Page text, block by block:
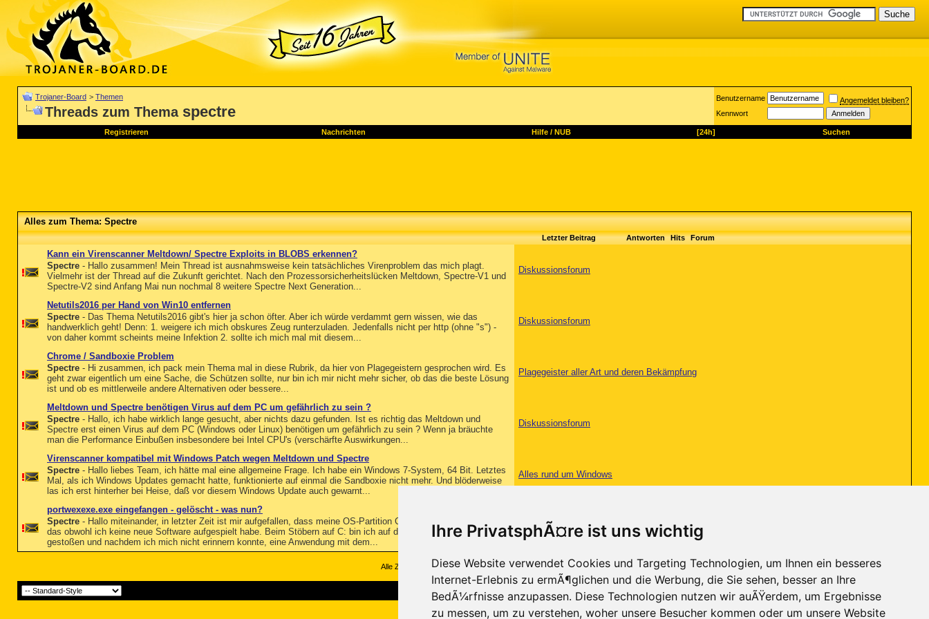
Ihre PrivatsphÃ¤re ist uns wichtig
Diese Website verwendet Cookies und Targeting Technologien, um Ihnen ein besseres
Internet-Erlebnis zu ermÃ¶glichen und die Werbung, die Sie sehen, besser an Ihre
BedÃ¼rfnisse anzupassen. Diese Technologien nutzen wir auÃŸerdem, um Ergebnisse
zu messen, um zu verstehen, woher unsere Besucher kommen oder um unsere Website
Trojaner-Board > Themen
Threads zum Thema spectre
Benutzername
Angemeldet bleiben?
Kennwort
Registrieren Nachrichten Hilfe/ NUB [24h] Suchen
Alles zum Thema: Spectre
Letzter Beitrag Antworten Hits Forum
Kann ein Virenscanner Meltdown/ Spectre Exploits in BLOBS erkennen?
Spectre - Hallo zusammen! Mein Thread ist ausnahmsweise kein tatsächliches Virenproblem das mich plagt.
Vielmehr ist der Thread auf die Zukunft gerichtet. Nach den Prozessorsicherheitslücken Meltdown, Spectre-V1 und
Spectre-V2 sind Anfang Mai nun nochmal 8 weitere Spectre Next Generation...
Diskussionsforum
Netutils2016 per Hand von Win10 entfernen
Spectre - Das Thema Netutils2016 gibt's hier ja schon öfter. Aber ich würde verdammt gern wissen, wie das
handwerklich geht! Denn: 1. weigere ich mich obskures Zeug runterzuladen. Jedenfalls nicht per http (ohne "s") -
von daher kommt scheints meine Infektion 2. sollte ich mich mal mit diesem...
Diskussionsforum
Chrome / Sandboxie Problem
Spectre - Hi zusammen, ich pack mein Thema mal in diese Rubrik, da hier von Plagegeistern gesprochen wird. Es
geht zwar eigentlich um eine Sache, die Schützen sollte, nur bin ich mir nicht mehr sicher, ob das die beste Lösung
ist und ob es mittlerweile andere Alternativen oder bessere...
Plagegeister aller Art und deren Bekämpfung
Meltdown und Spectre benötigen Virus auf dem PC um gefährlich zu sein ?
Spectre - Hallo, ich habe wirklich lange gesucht, aber nichts dazu gefunden. Ist es richtig das Meltdown und
Spectre erst einen Virus auf dem PC (Windows oder Linux) benötigen um gefährlich zu sein ? Wenn ja bräuchte
man die Performance Einbußen insbesondere bei Intel CPU's (verschärfte Auswirkungen...
Diskussionsforum
Virenscanner kompatibel mit Windows Patch wegen Meltdown und Spectre
Spectre - Hallo liebes Team, ich hätte mal eine allgemeine Frage. Ich habe ein Windows 7-System, 64 Bit. Letztes
Mal, als ich Windows Updates gemacht hatte, funktionierte auf einmal die Sandboxie nicht mehr. Und blöderweise
las ich erst hinterher bei Heise, daß vor diesem Windows Update auch gewarnt...
Alles rund um Windows
portwexexe.exe eingefangen - gelöscht - was nun?
Spectre - Hallo miteinander, in letzter Zeit ist mir aufgefallen, dass meine OS-Partition C: immer kleiner wurde und
das obwohl ich keine neue Software aufgespielt habe. Beim Stöbern auf C: bin ich auf den Ordner portwexexe.exe
gestoßen und nachdem ich mich nicht erinnern konnte, eine Anwendung mit dem...
Plagegeister aller Art und deren Bekämpfung
Alle Zeitangaben in WEZ +1. Es ist jetzt09:25Uhr.
Kontakt Trojaner-Board Archiv Datenschutzerklärung -
Copyright ©2000-2026, Trojaner-Board